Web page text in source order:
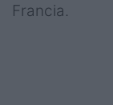
Francia.